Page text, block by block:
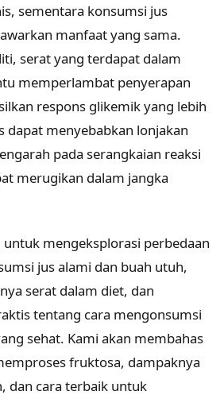
sementara konsumsi jus
manfaat yang sama.
serat yang terdapat dalam
memperlambat penyerapan
respons glikemik yang lebih
dapat menyebabkan lonjakan
pada serangkaian reaksi
merugikan dalam jangka
mengeksplorasi perbedaan
jus alami dan buah utuh,
serat dalam diet, dan
tentang cara mengonsumsi
sehat. Kami akan membahas
fruktosa, dampaknya
dan cara terbaik untuk